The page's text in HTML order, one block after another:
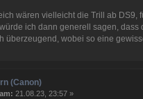
wären vielleicht die Trill ab
ich dann generell sagen,
überzeugend, wobei so eine
(Canon)
21.08.23, 23:57 »